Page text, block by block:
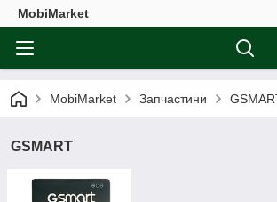
MobiMarket
MobiMarket Запчастини
GSMART